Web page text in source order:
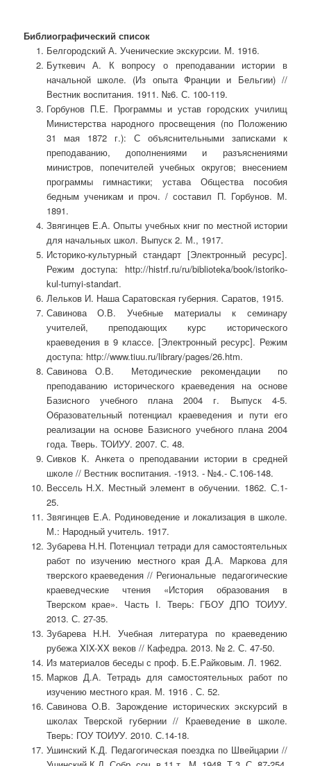
Библиографический список
Белгородский А. Ученические экскурсии. М. 1916.
Буткевич А. К вопросу о преподавании истории в
начальной школе. (Из опыта Франции и Бельгии) //
Вестник воспитания. 1911. №6. С. 100-119.
Горбунов П.Е. Программы и устав городских училищ
Министерства народного просвещения (по Положению
31 мая 1872 г.): С объяснительными записками к
преподаванию, дополнениями и разъяснениями
министров, попечителей учебных округов; внесением
программы гимнастики; устава Общества пособия
бедным ученикам и проч. / составил П. Горбунов. М.
1891.
Звягинцев Е.А. Опыты учебных книг по местной истории
для начальных школ. Выпуск 2. М., 1917.
Историко-культурный стандарт [Электронный ресурс].
Режим доступа: http://histrf.ru/ru/biblioteka/book/istoriko-
kul-turnyi-standart.
Лельков И. Наша Саратовская губерния. Саратов, 1915.
Савинова О.В.
Учебные материалы к семинару
учителей, преподающих курс исторического
краеведения в 9 классе. [Электронный ресурс]. Режим
доступа: http://www.tiuu.ru/library/pages/26.htm.
Савинова О.В. Методические рекомендации по
преподаванию исторического краеведения на основе
Базисного учебного плана 2004 г. Выпуск 4-5.
Образовательный потенциал краеведения и пути его
реализации на основе Базисного учебного плана 2004
года. Тверь. ТОИУУ. 2007. С. 48.
Сивков К. Анкета о преподавании истории в средней
школе // Вестник воспитания. -1913. - №4.- С.106-148.
Вессель Н.Х. Местный элемент в обучении. 1862. С.1-
25.
Звягинцев Е.А. Родиноведение и локализация в школе.
М.: Народный учитель. 1917.
Зубарева Н.Н. Потенциал тетради для самостоятельных
работ по изучению местного края Д.А. Маркова для
тверского краеведения // Региональные педагогические
краеведческие чтения «История образования в
Тверском крае». Часть I. Тверь: ГБОУ ДПО ТОИУУ.
2013. С. 27-35.
Зубарева Н.Н. Учебная литература по краеведению
рубежа XIX-XX веков // Кафедра. 2013. № 2. С. 47-50.
Из материалов беседы с проф. Б.Е.Райковым. Л. 1962.
Марков Д.А. Тетрадь для самостоятельных работ по
изучению местного края. М. 1916 . С. 52.
Савинова О.В. Зарождение исторических экскурсий в
школах Тверской губернии // Краеведение в школе.
Тверь: ГОУ ТОИУУ. 2010. С.14-18.
Ушинский К.Д. Педагогическая поездка по Швейцарии //